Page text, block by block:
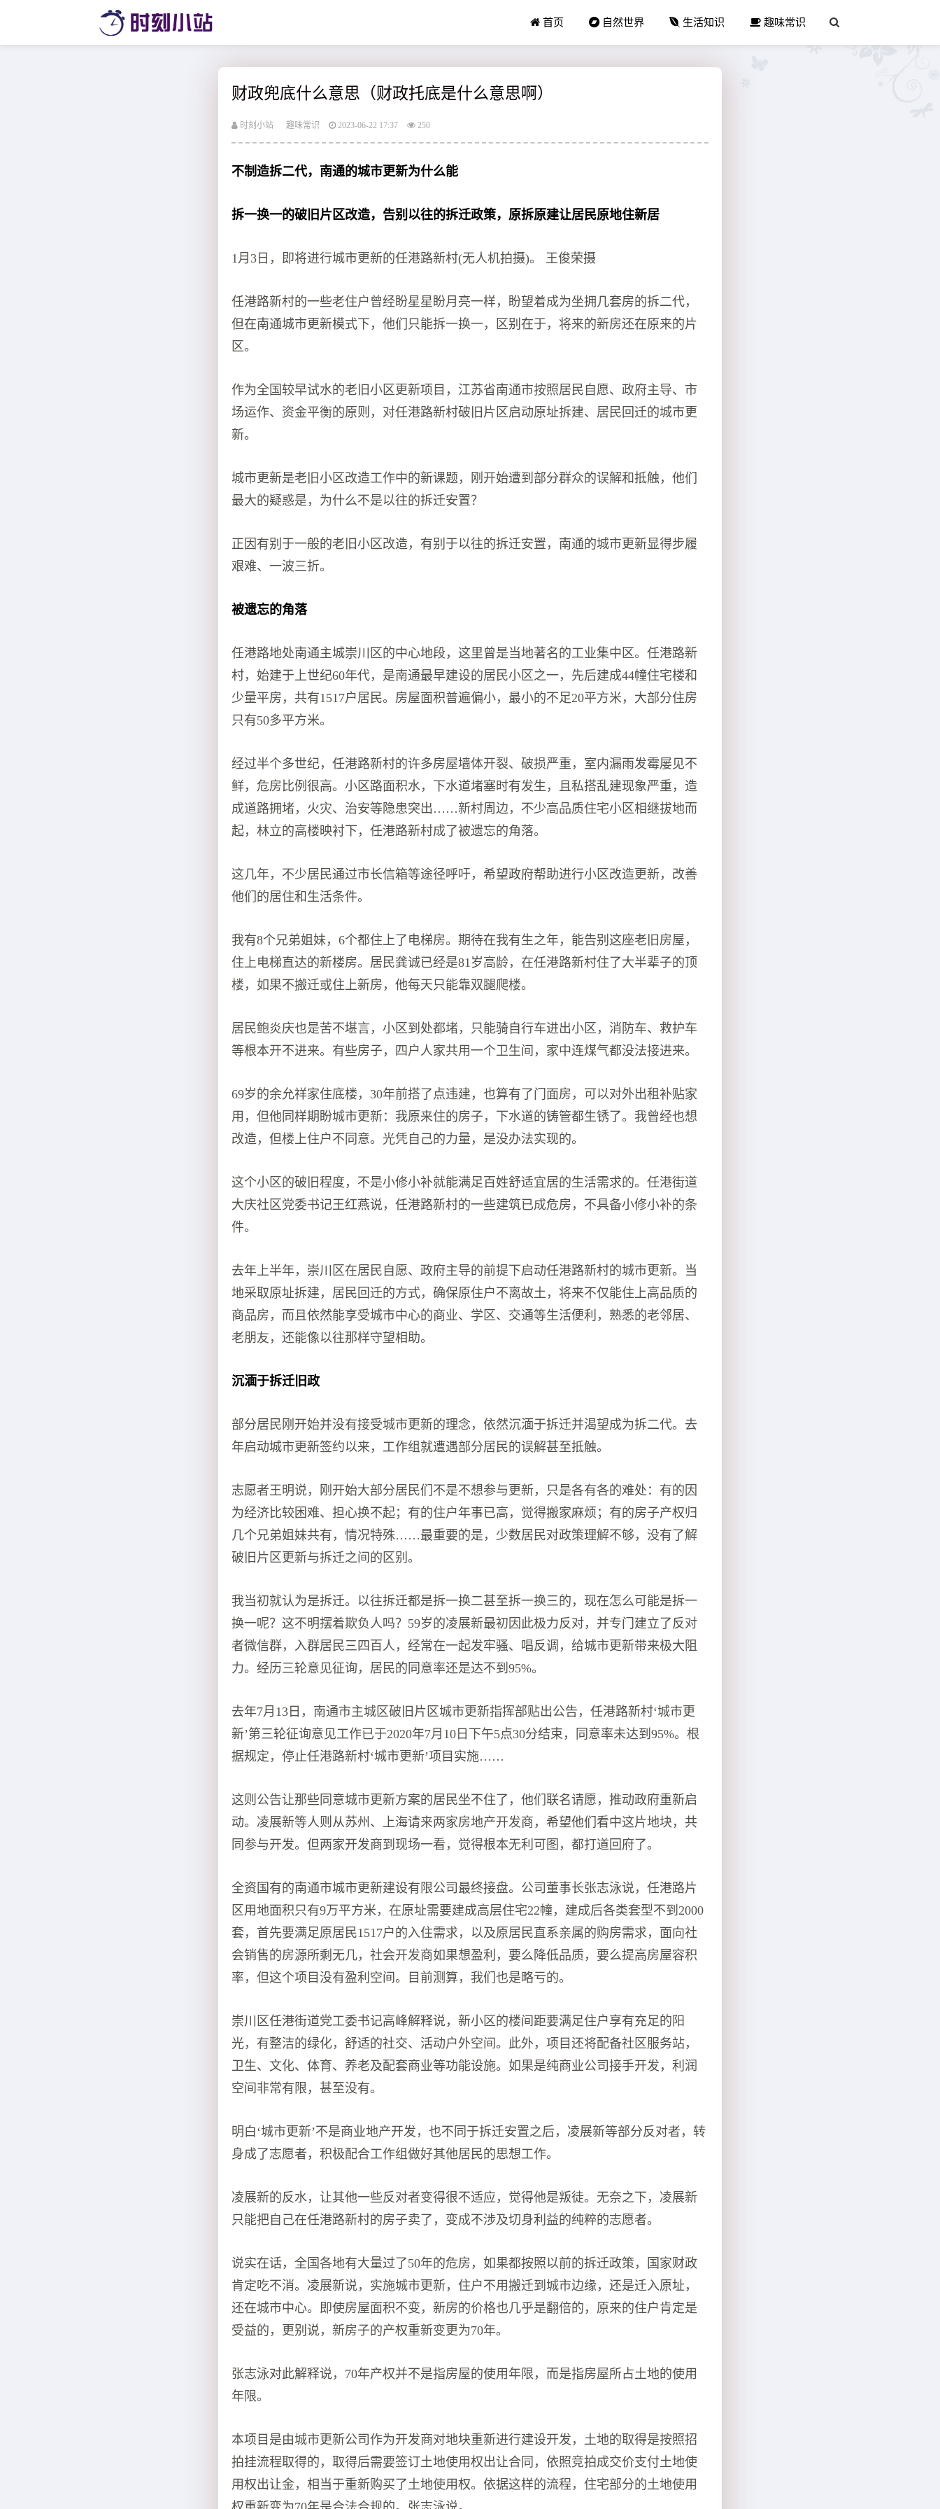
首页 自然世界 生活知识 趣味常识
财政兜底什么意思（财政托底是什么意思啊）
时刻小站 趣味常识 2023-06-22 17:37 250
不制造拆二代，南通的城市更新为什么能
拆一换一的破旧片区改造，告别以往的拆迁政策，原拆原建让居民原地住新居
1月3日，即将进行城市更新的任港路新村(无人机拍摄)。 王俊荣摄
任港路新村的一些老住户曾经盼星星盼月亮一样，盼望着成为坐拥几套房的拆二代，
但在南通城市更新模式下，他们只能拆一换一，区别在于，将来的新房还在原来的片
区。
作为全国较早试水的老旧小区更新项目，江苏省南通市按照居民自愿、政府主导、市
场运作、资金平衡的原则，对任港路新村破旧片区启动原址拆建、居民回迁的城市更
新。
城市更新是老旧小区改造工作中的新课题，刚开始遭到部分群众的误解和抵触，他们
最大的疑惑是，为什么不是以往的拆迁安置？
正因有别于一般的老旧小区改造，有别于以往的拆迁安置，南通的城市更新显得步履
艰难、一波三折。
被遗忘的角落
任港路地处南通主城崇川区的中心地段，这里曾是当地著名的工业集中区。任港路新
村，始建于上世纪60年代，是南通最早建设的居民小区之一，先后建成44幢住宅楼和
少量平房，共有1517户居民。房屋面积普遍偏小，最小的不足20平方米，大部分住房
只有50多平方米。
经过半个多世纪，任港路新村的许多房屋墙体开裂、破损严重，室内漏雨发霉屡见不
鲜，危房比例很高。小区路面积水，下水道堵塞时有发生，且私搭乱建现象严重，造
成道路拥堵，火灾、治安等隐患突出……新村周边，不少高品质住宅小区相继拔地而
起，林立的高楼映衬下，任港路新村成了被遗忘的角落。
这几年，不少居民通过市长信箱等途径呼吁，希望政府帮助进行小区改造更新，改善
他们的居住和生活条件。
我有8个兄弟姐妹，6个都住上了电梯房。期待在我有生之年，能告别这座老旧房屋，
住上电梯直达的新楼房。居民龚诚已经是81岁高龄，在任港路新村住了大半辈子的顶
楼，如果不搬迁或住上新房，他每天只能靠双腿爬楼。
居民鲍炎庆也是苦不堪言，小区到处都堵，只能骑自行车进出小区，消防车、救护车
等根本开不进来。有些房子，四户人家共用一个卫生间，家中连煤气都没法接进来。
69岁的余允祥家住底楼，30年前搭了点违建，也算有了门面房，可以对外出租补贴家
用，但他同样期盼城市更新：我原来住的房子，下水道的铸管都生锈了。我曾经也想
改造，但楼上住户不同意。光凭自己的力量，是没办法实现的。
这个小区的破旧程度，不是小修小补就能满足百姓舒适宜居的生活需求的。任港街道
大庆社区党委书记王红燕说，任港路新村的一些建筑已成危房，不具备小修小补的条
件。
去年上半年，崇川区在居民自愿、政府主导的前提下启动任港路新村的城市更新。当
地采取原址拆建，居民回迁的方式，确保原住户不离故土，将来不仅能住上高品质的
商品房，而且依然能享受城市中心的商业、学区、交通等生活便利，熟悉的老邻居、
老朋友，还能像以往那样守望相助。
沉湎于拆迁旧政
部分居民刚开始并没有接受城市更新的理念，依然沉湎于拆迁并渴望成为拆二代。去
年启动城市更新签约以来，工作组就遭遇部分居民的误解甚至抵触。
志愿者王明说，刚开始大部分居民们不是不想参与更新，只是各有各的难处：有的因
为经济比较困难、担心换不起；有的住户年事已高，觉得搬家麻烦；有的房子产权归
几个兄弟姐妹共有，情况特殊……最重要的是，少数居民对政策理解不够，没有了解
破旧片区更新与拆迁之间的区别。
我当初就认为是拆迁。以往拆迁都是拆一换二甚至拆一换三的，现在怎么可能是拆一
换一呢？这不明摆着欺负人吗？59岁的凌展新最初因此极力反对，并专门建立了反对
者微信群，入群居民三四百人，经常在一起发牢骚、唱反调，给城市更新带来极大阻
力。经历三轮意见征询，居民的同意率还是达不到95%。
去年7月13日，南通市主城区破旧片区城市更新指挥部贴出公告，任港路新村‘城市更
新’第三轮征询意见工作已于2020年7月10日下午5点30分结束，同意率未达到95%。根
据规定，停止任港路新村‘城市更新’项目实施……
这则公告让那些同意城市更新方案的居民坐不住了，他们联名请愿，推动政府重新启
动。凌展新等人则从苏州、上海请来两家房地产开发商，希望他们看中这片地块，共
同参与开发。但两家开发商到现场一看，觉得根本无利可图，都打道回府了。
全资国有的南通市城市更新建设有限公司最终接盘。公司董事长张志泳说，任港路片
区用地面积只有9万平方米，在原址需要建成高层住宅22幢，建成后各类套型不到2000
套，首先要满足原居民1517户的入住需求，以及原居民直系亲属的购房需求，面向社
会销售的房源所剩无几，社会开发商如果想盈利，要么降低品质，要么提高房屋容积
率，但这个项目没有盈利空间。目前测算，我们也是略亏的。
崇川区任港街道党工委书记高峰解释说，新小区的楼间距要满足住户享有充足的阳
光，有整洁的绿化，舒适的社交、活动户外空间。此外，项目还将配备社区服务站，
卫生、文化、体育、养老及配套商业等功能设施。如果是纯商业公司接手开发，利润
空间非常有限，甚至没有。
明白‘城市更新’不是商业地产开发，也不同于拆迁安置之后，凌展新等部分反对者，转
身成了志愿者，积极配合工作组做好其他居民的思想工作。
凌展新的反水，让其他一些反对者变得很不适应，觉得他是叛徒。无奈之下，凌展新
只能把自己在任港路新村的房子卖了，变成不涉及切身利益的纯粹的志愿者。
说实在话，全国各地有大量过了50年的危房，如果都按照以前的拆迁政策，国家财政
肯定吃不消。凌展新说，实施城市更新，住户不用搬迁到城市边缘，还是迁入原址，
还在城市中心。即使房屋面积不变，新房的价格也几乎是翻倍的，原来的住户肯定是
受益的，更别说，新房子的产权重新变更为70年。
张志泳对此解释说，70年产权并不是指房屋的使用年限，而是指房屋所占土地的使用
年限。
本项目是由城市更新公司作为开发商对地块重新进行建设开发，土地的取得是按照招
拍挂流程取得的，取得后需要签订土地使用权出让合同，依照竞拍成交价支付土地使
用权出让金，相当于重新购买了土地使用权。依据这样的流程，住宅部分的土地使用